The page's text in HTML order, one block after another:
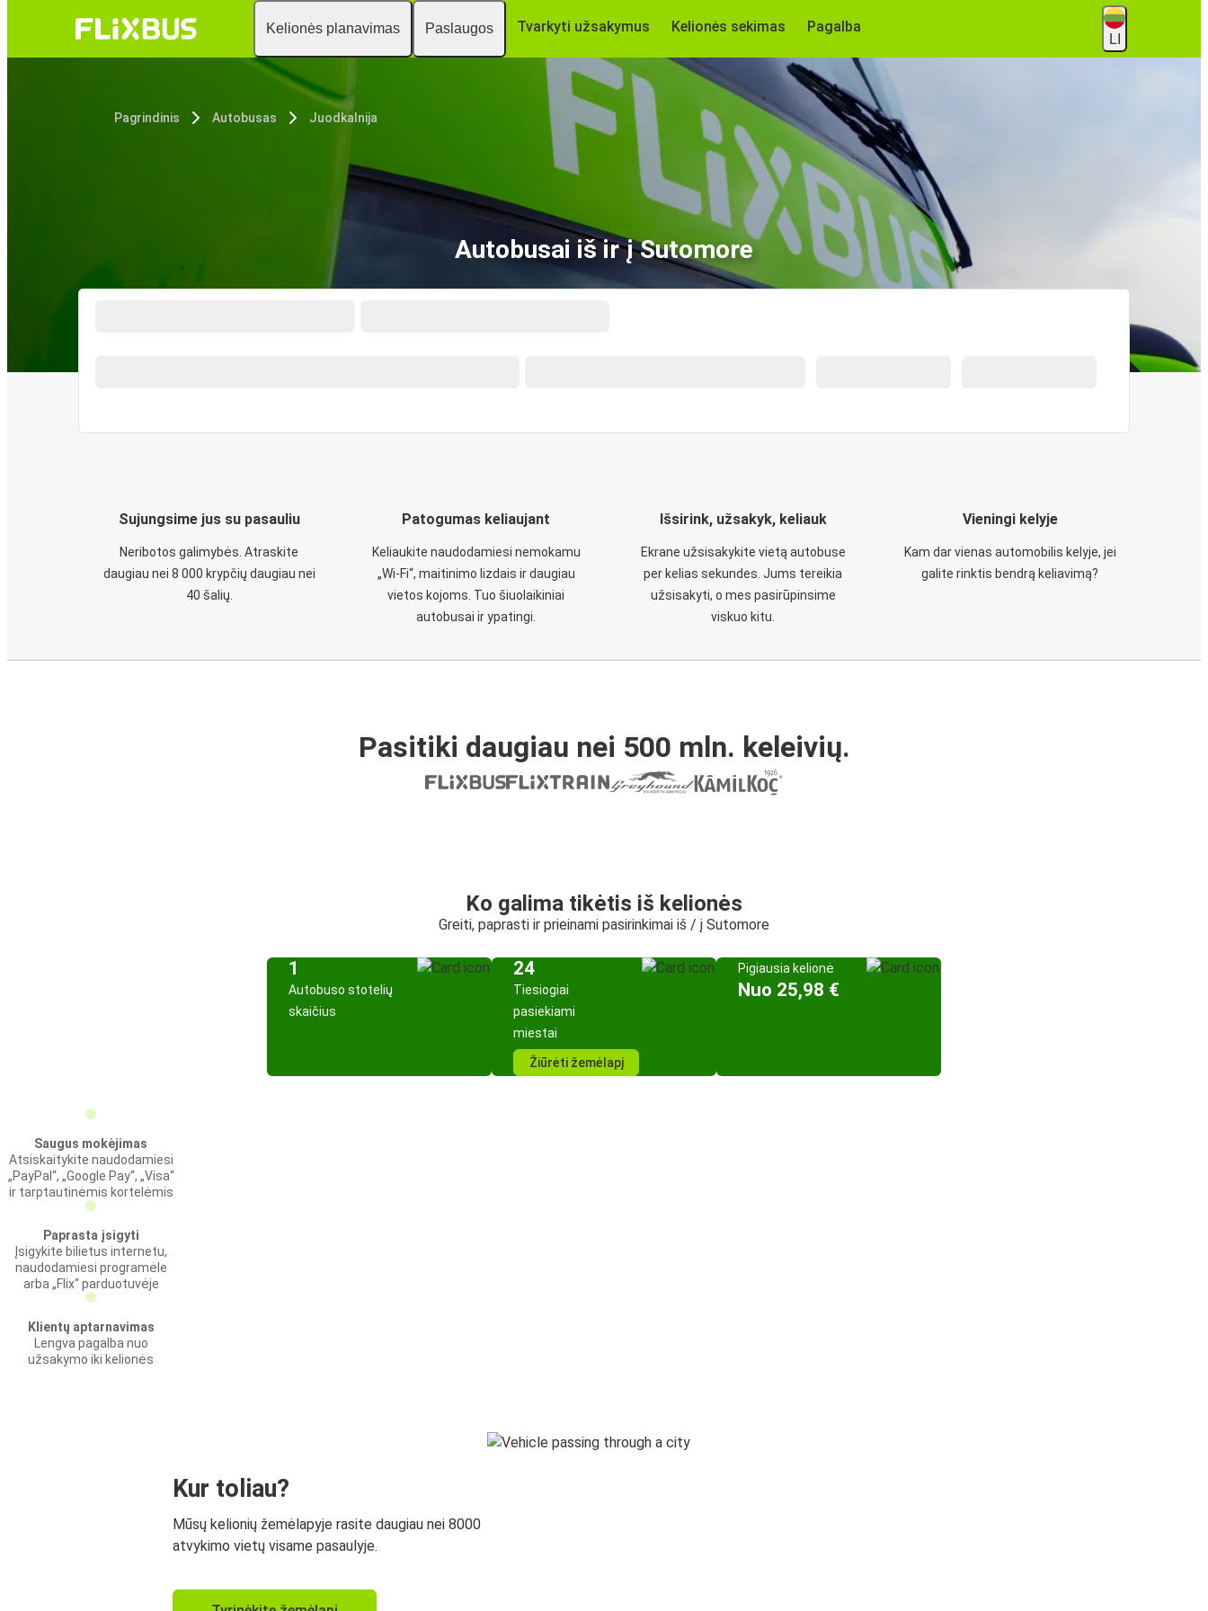
Kelionės planavimas Paslaugos Tvarkyti užsakymus Kelionės sekimas Pagalba
LI
Pagrindinis Autobusas Juodkalnija
Autobusai iš ir į Sutomore
Sujungsime jus su pasauliu
Neribotos galimybės. Atraskite
daugiau nei 8 000 krypčių daugiau nei
40 šalių.
Patogumas keliaujant
Keliaukite naudodamiesi nemokamu
„Wi-Fi“, maitinimo lizdais ir daugiau
vietos kojoms. Tuo šiuolaikiniai
autobusai ir ypatingi.
Išsirink, užsakyk, keliauk
Ekrane užsisakykite vietą autobuse
per kelias sekundes. Jums tereikia
užsisakyti, o mes pasirūpinsime
viskuo kitu.
Vieningi kelyje
Kam dar vienas automobilis kelyje, jei
galite rinktis bendrą keliavimą?
Pasitiki daugiau nei 500 mln. keleivių.
Ko galima tikėtis iš kelionės
Greiti, paprasti ir prieinami pasirinkimai iš / į Sutomore
1
Autobuso stotelių
skaičius
24
Tiesiogiai
pasiekiami
miestai
Žiūrėti žemėlapį
Pigiausia kelionė
Nuo 25,98 €
Saugus mokėjimas
Atsiskaitykite naudodamiesi
„PayPal“, „Google Pay“, „Visa“
ir tarptautinėmis kortelėmis
Paprasta įsigyti
Įsigykite bilietus internetu,
naudodamiesi programėle
arba „Flix“ parduotuvėje
Klientų aptarnavimas
Lengva pagalba nuo
užsakymo iki kelionės
Kur toliau?
Mūsų kelionių žemėlapyje rasite daugiau nei 8000
atvykimo vietų visame pasaulyje.